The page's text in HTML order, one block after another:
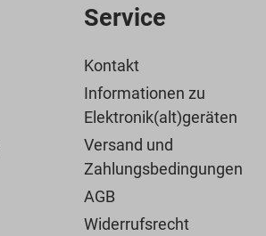
Service
Kontakt
Informationen zu
Elektronik(alt)geräten
Versand und
Zahlungsbedingungen
AGB
Widerrufsrecht